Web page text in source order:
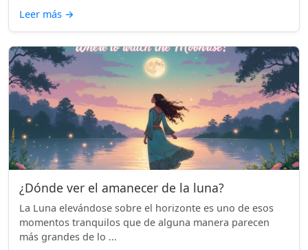
Leer más →
¿Dónde ver el amanecer de la luna?
La Luna elevándose sobre el horizonte es uno de esos
momentos tranquilos que de alguna manera parecen
más grandes de lo ...